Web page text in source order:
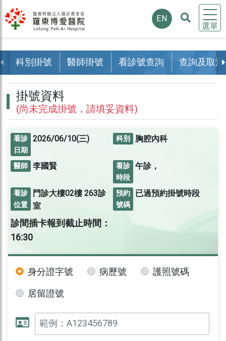
選單
EN
科別掛號 醫師掛號 看診號查詢 查詢及取消
掛號資料
(尚未完成掛號，請填妥資料)
看診
日期
2026/06/10(三) 科別 胸腔內科
醫師 李國賢
看診
時段
午診，
看診
位置
門診大樓02樓263診
室
預約
號碼
已過預約掛號時段
診間插卡報到截止時間：
16:30
身分證字號 病歷號
護照號碼
居留證號